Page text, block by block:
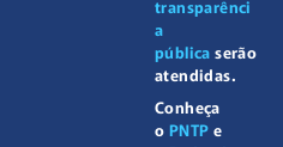
transparênci
a
pública serão
atendidas.
Conheça
o PNTP e